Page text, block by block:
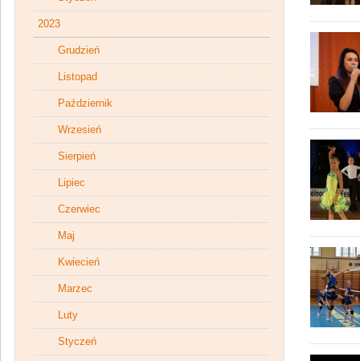
2023
Grudzień
Listopad
Październik
Wrzesień
Sierpień
Lipiec
Czerwiec
Maj
Kwiecień
Marzec
Luty
Styczeń